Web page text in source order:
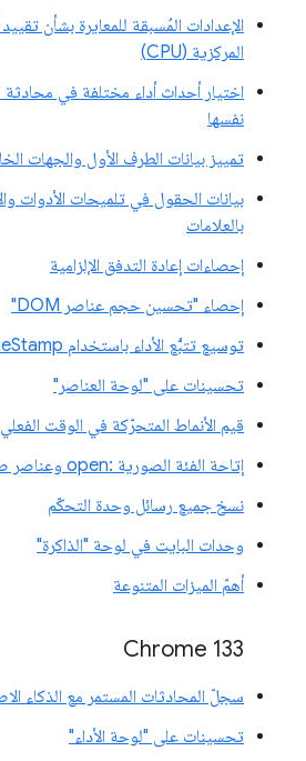
الإعدادات المُسبقة للمعايرة بشأن
المركزية (CPU)
اختيار أحداث أداء مختلفة في محادثة
نفسها
تمييز بيانات الطرف الأول والجهات
بيانات الحقول في تلميحات الأدوات
بالعلامات
إحصاءات إعادة التدفق الإلزامية
إحصاء "تحسين حجم عناصر DOM"
توسيع تتبُّع الأداء باستخدام console.timeStamp
تحسينات على "لوحة العناصر"
قيم الأنماط المتحرّكة في الوقت الفعلي
إتاحة الفئة الصورية :open وعناصر صورية مختلفة
نسخ جميع رسائل وحدة التحكّم
وحدات البايت في لوحة "الذاكرة"
أهمّ الميزات المتنوعة
‫Chrome 133
سجلّ المحادثات المستمر مع الذكاء
تحسينات على "لوحة الأداء"